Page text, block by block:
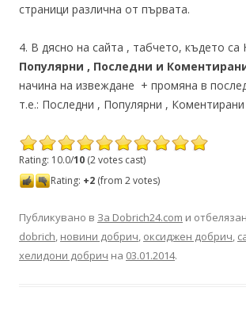
страници различна от първата.
4. В дясно на сайта , табчето, където са
Популярни , Последни и
начина на извеждане + промяна в
т.е.: Последни , Популярни , Коментирани
Rating: 10.0/10 (2 votes cast)
Rating: +2 (from 2 votes)
Публикувано в За Dobrich24.com и
dobrich, новини добрич, оксиджен добрич,
хелидони добрич на 03.01.2014.